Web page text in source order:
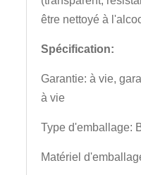
être nettoyé à
Spécification:
Garantie: à vie,
à vie
Type d'emballage:
Matériel